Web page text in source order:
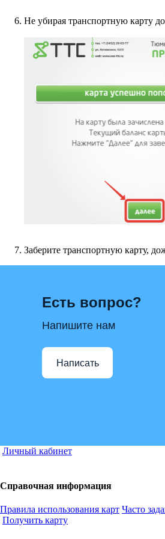
Не убирая транспортную карту
Заберите транспортную карту,
Есть вопрос?
Напишите нам
Написать
Личный кабинет
Справочная информация
Правила использования карт Часто
Получить карту